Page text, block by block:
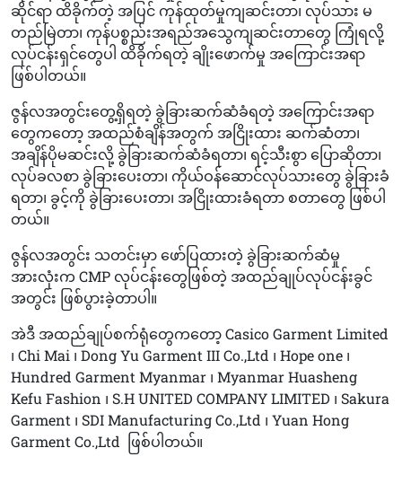
ဆိုင်ရာ ထိခိုက်တဲ့ အပြင် ကုန်ထုတ်မှုကျဆင်းတာ၊ လုပ်သား မ
တည်မြဲတာ၊ ကုန်ပစ္စည်းအရည်အသွေကျဆင်းတာတွေ ကြုံရလို့
လုပ်ငန်းရှင်တွေပါ ထိခိုက်ရတဲ့ ချိုးဖောက်မှု အကြောင်းအရာ
ဖြစ်ပါတယ်။
ဇွန်လအတွင်းတွေ့ရှိရတဲ့ ခွဲခြားဆက်ဆံခံရတဲ့ အကြောင်းအရာ
တွေကတော့ အထည်စံချိန်အတွက် အငြိုးထား ဆက်ဆံတာ၊
အချိန်ပိုမဆင်းလို့ ခွဲခြားဆက်ဆံခံရတာ၊ ရင့်သီးစွာ ပြောဆိုတာ၊
လုပ်ခလစာ ခွဲခြားပေးတာ၊ ကိုယ်ဝန်ဆောင်လုပ်သားတွေ ခွဲခြားခံ
ရတာ၊ ခွင့်ကို ခွဲခြားပေးတာ၊ အငြိုးထားခံရတာ စတာတွေ ဖြစ်ပါ
တယ်။
ဇွန်လအတွင်း သတင်းမှာ ဖော်ပြထားတဲ့ ခွဲခြားဆက်ဆံမှု
အားလုံးက CMP လုပ်ငန်းတွေဖြစ်တဲ့ အထည်ချုပ်လုပ်ငန်းခွင်
အတွင်း ဖြစ်ပွားခဲ့တာပါ။
အဲဒီ အထည်ချုပ်စက်ရုံတွေကတော့ Casico Garment Limited
၊ Chi Mai ၊ Dong Yu Garment III Co.,Ltd ၊ Hope one ၊
Hundred Garment Myanmar ၊ Myanmar Huasheng
Kefu Fashion ၊ S.H UNITED COMPANY LIMITED ၊ Sakura
Garment ၊ SDI Manufacturing Co.,Ltd ၊ Yuan Hong
Garment Co.,Ltd
ဖြစ်ပါတယ်။